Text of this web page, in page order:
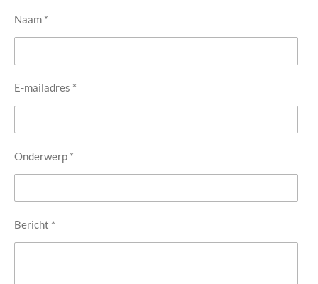
Naam *
E-mailadres *
Onderwerp *
Bericht *